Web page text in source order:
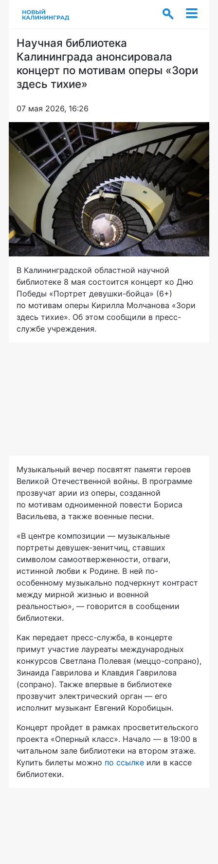
Научная библиотека
Калининграда анонсировала
концерт по мотивам оперы «Зори
здесь тихие»
07 мая 2026, 16:26
В Калининградской областной научной
библиотеке 8 мая состоится концерт ко Дню
Победы «Портрет девушки-бойца» (6+)
по мотивам оперы Кирилла Молчанова «Зори
здесь тихие». Об этом сообщили в пресс-
службе учреждения.
Музыкальный вечер посвятят памяти героев
Великой Отечественной войны. В программе
прозвучат арии из оперы, созданной
по мотивам одноименной повести Бориса
Васильева, а также военные песни.
«В центре композиции — музыкальные
портреты девушек-зенитчиц, ставших
символом самоотверженности, отваги,
истинной любви к Родине. В ней по-
особенному музыкально подчеркнут контраст
между мирной жизнью и военной
реальностью», — говорится в сообщении
библиотеки.
Как передает пресс-служба, в концерте
примут участие лауреаты международных
конкурсов Светлана Полевая (меццо-сопрано),
Зинаида Гаврилова и Клавдия Гаврилова
(сопрано). Также впервые в библиотеке
прозвучит электрический орган — его
исполнит музыкант Евгений Коробицын.
Концерт пройдет в рамках просветительского
проекта «Оперный класс». Начало — в 19:00 в
читальном зале библиотеки на втором этаже.
Купить билеты можно по ссылке или в кассе
библиотеки.